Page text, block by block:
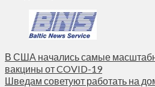
В США начались самые
вакцины от COVID-19
Шведам советуют работать на